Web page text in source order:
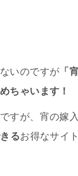
いのですが 「
ちゃいます！
すが、宵の嫁
るお得なサイ